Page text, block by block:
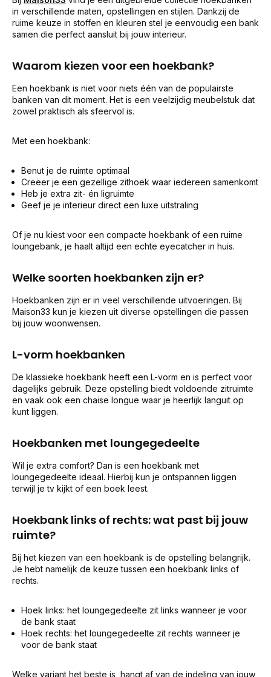
in verschillende maten, opstellingen en stijlen. Dankzij de
ruime keuze in stoffen en kleuren stel je eenvoudig een bank
samen die perfect aansluit bij jouw interieur.
Waarom kiezen voor een hoekbank?
Een hoekbank is niet voor niets één van de populairste
banken van dit moment. Het is een veelzijdig meubelstuk dat
zowel praktisch als sfeervol is.
Met een hoekbank:
Benut je de ruimte optimaal
Creëer je een gezellige zithoek waar iedereen samenkomt
Heb je extra zit- én ligruimte
Geef je je interieur direct een luxe uitstraling
Of je nu kiest voor een compacte hoekbank of een ruime
loungebank, je haalt altijd een echte eyecatcher in huis.
Welke soorten hoekbanken zijn er?
Hoekbanken zijn er in veel verschillende uitvoeringen. Bij
Maison33 kun je kiezen uit diverse opstellingen die passen
bij jouw woonwensen.
L-vorm hoekbanken
De klassieke hoekbank heeft een L-vorm en is perfect voor
dagelijks gebruik. Deze opstelling biedt voldoende zitruimte
en vaak ook een chaise longue waar je heerlijk languit op
kunt liggen.
Hoekbanken met loungegedeelte
Wil je extra comfort? Dan is een hoekbank met
loungegedeelte ideaal. Hierbij kun je ontspannen liggen
terwijl je tv kijkt of een boek leest.
Hoekbank links of rechts: wat past bij jouw
ruimte?
Bij het kiezen van een hoekbank is de opstelling belangrijk.
Je hebt namelijk de keuze tussen een hoekbank links of
rechts.
Hoek links: het loungegedeelte zit links wanneer je voor
de bank staat
Hoek rechts: het loungegedeelte zit rechts wanneer je
voor de bank staat
Welke variant het beste is, hangt af van de indeling van jouw